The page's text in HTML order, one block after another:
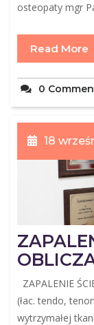
osteopaty mgr
Read More
0
18
ZAPALENIE
(łac. tendo,
wytrzymałej